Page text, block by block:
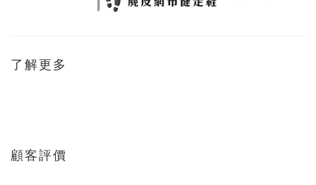
了解更多
顧客評價